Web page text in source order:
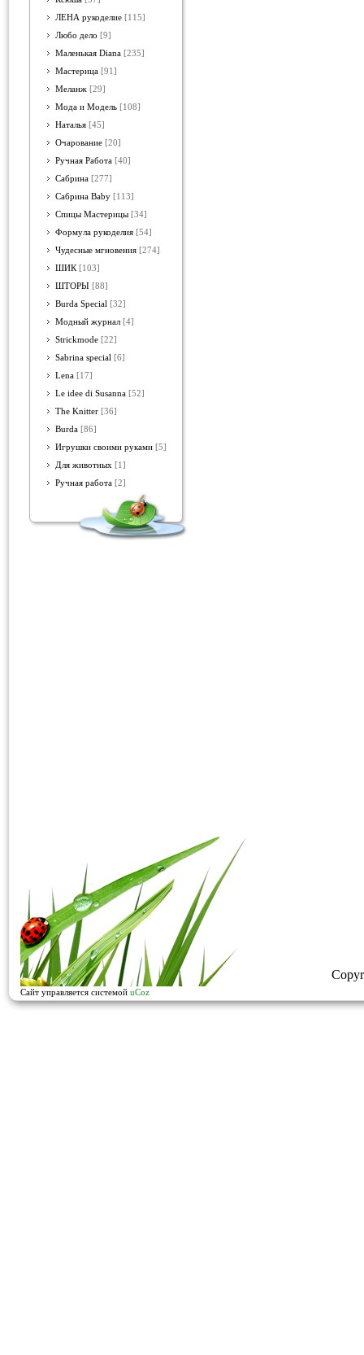
ЛЕНА рукоделие [115]
Любо дело [9]
Маленькая Diana [235]
Мастерица [91]
Меланж [29]
Мода и Модель [108]
Наталья [45]
Очарование [20]
Ручная Работа [40]
Сабрина [277]
Сабрина Baby [113]
Спицы Мастерицы [34]
Формула рукоделия [54]
Чудесные мгновения [274]
ШИК [103]
ШТОРЫ [88]
Burda Special [32]
Модный журнал [4]
Strickmode [22]
Sabrina special [6]
Lena [17]
Le idee di Susanna [52]
The Knitter [36]
Burda [86]
Игрушки своими руками [5]
Для животных [1]
Ручная работа [2]
Сайт управляется системой uCoz